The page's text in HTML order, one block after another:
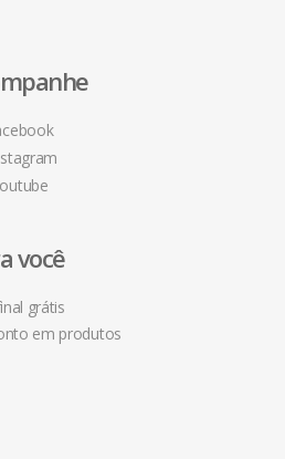
você
grátis
em produtos